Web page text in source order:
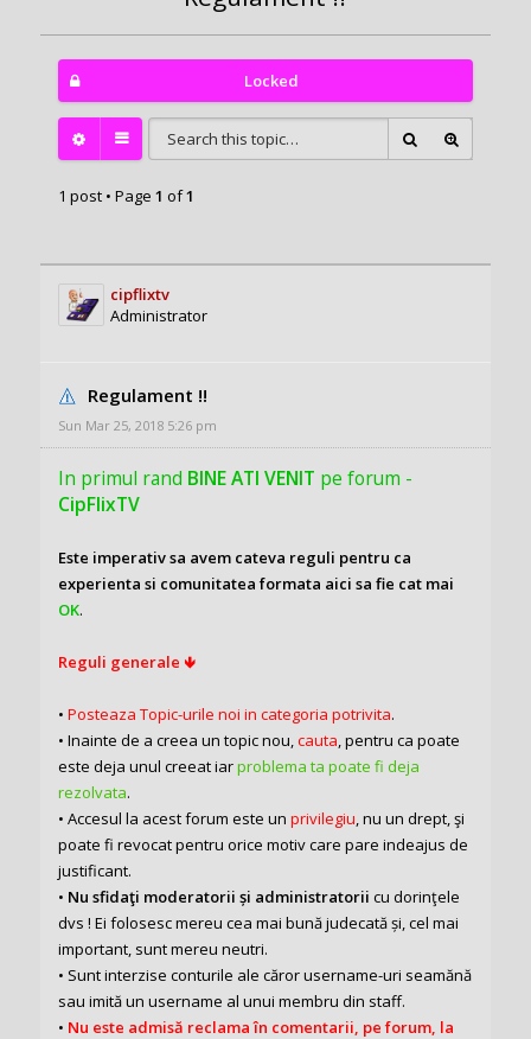
Locked
1 post • Page 1 of1
cipflixtv
Administrator
Regulament !!
Sun Mar 25, 2018 5:26 pm
In primul rand BINE ATI VENIT pe forum -
CipFlixTV
Este imperativ sa avem cateva reguli pentru ca
experienta si comunitatea formata aici sa fie cat mai
OK.
Reguli generale 🡻
• Posteaza Topic-urile noi in categoria potrivita.
• Inainte de a creea un topic nou, cauta , pentru ca poate
este deja unul creeat iarproblema ta poate fi deja
rezolvata.
• Accesul la acest forum este un privilegiu , nu un drept, şi
poate fi revocat pentru orice motiv care pare indeajus de
justificant.
• Nu sfidaţi moderatorii și administratorii cu dorinţele
dvs ! Ei folosesc mereu cea mai bună judecată și, cel mai
important, sunt mereu neutri.
• Sunt interzise conturile ale căror username-uri seamănă
sau imită un username al unui membru din staff.
• Nu este admisă reclama în comentarii, pe forum, la